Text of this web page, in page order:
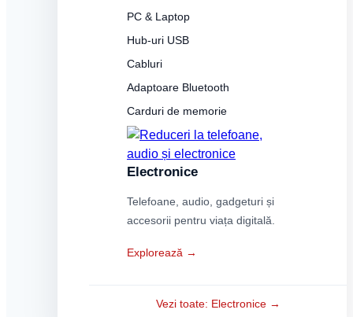
PC & Laptop
Hub-uri USB
Cabluri
Adaptoare Bluetooth
Carduri de memorie
Electronice
Telefoane, audio, gadgeturi și
accesorii pentru viața digitală.
Explorează →
Vezi toate: Electronice →